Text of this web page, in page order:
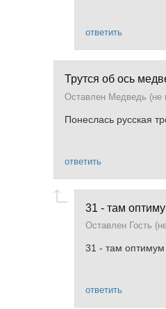
ответить
Трутся об ось
Оставлен Медведь (не
Понеслась русская
ответить
31 - там
Оставлен Гость
31 - там оптимум
ответить